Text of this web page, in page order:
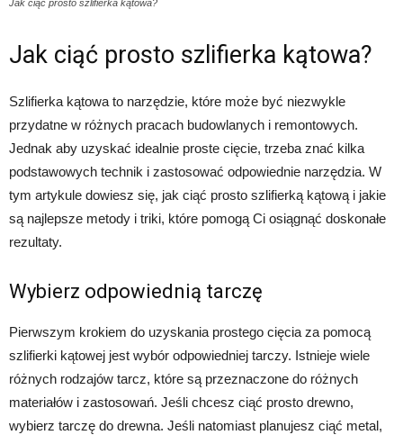
Jak ciąć prosto szlifierka kątowa?
Jak ciąć prosto szlifierka kątowa?
Szlifierka kątowa to narzędzie, które może być niezwykle
przydatne w różnych pracach budowlanych i remontowych.
Jednak aby uzyskać idealnie proste cięcie, trzeba znać kilka
podstawowych technik i zastosować odpowiednie narzędzia. W
tym artykule dowiesz się, jak ciąć prosto szlifierką kątową i jakie
są najlepsze metody i triki, które pomogą Ci osiągnąć doskonałe
rezultaty.
Wybierz odpowiednią tarczę
Pierwszym krokiem do uzyskania prostego cięcia za pomocą
szlifierki kątowej jest wybór odpowiedniej tarczy. Istnieje wiele
różnych rodzajów tarcz, które są przeznaczone do różnych
materiałów i zastosowań. Jeśli chcesz ciąć prosto drewno,
wybierz tarczę do drewna. Jeśli natomiast planujesz ciąć metal,